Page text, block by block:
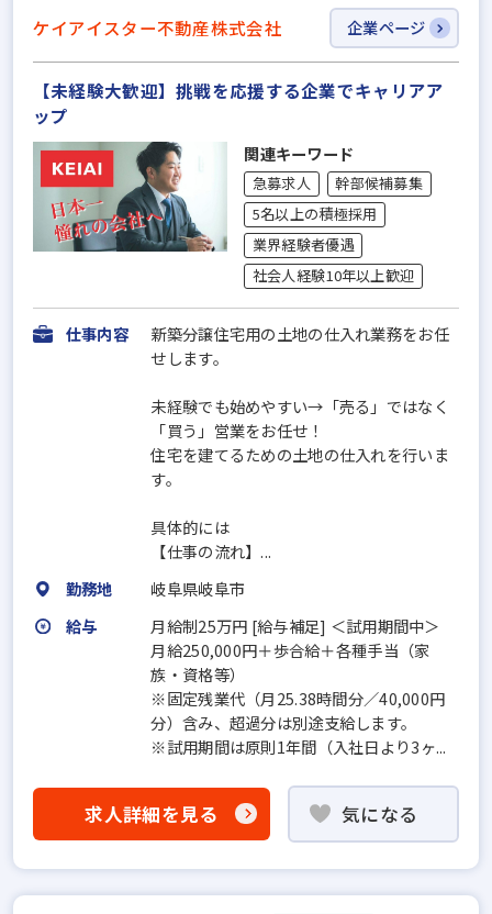
ケイアイスター不動産株式会社 企業ページ
【未経験大歓迎】挑戦を応援する企業でキャリアア
ップ
関連キーワード
急募求人
幹部候補募集
5名以上の積極採用
業界経験者優遇
社会人経験10年以上歓迎
仕事内容
新築分譲住宅用の土地の仕入れ業務をお任
せします。
未経験でも始めやすい→「売る」ではなく
「買う」営業をお任せ！
住宅を建てるための土地の仕入れを行いま
す。
具体的には
【仕事の流れ】...
勤務地
岐阜県岐阜市
給与
月給制25万円 [給与補足] ＜試用期間中＞
月給250,000円＋歩合給＋各種手当（家
族・資格等）
※固定残業代（月25.38時間分／40,000円
分）含み、超過分は別途支給します。
※試用期間は原則1年間（入社日より3ヶ...
求人詳細を見る 気になる